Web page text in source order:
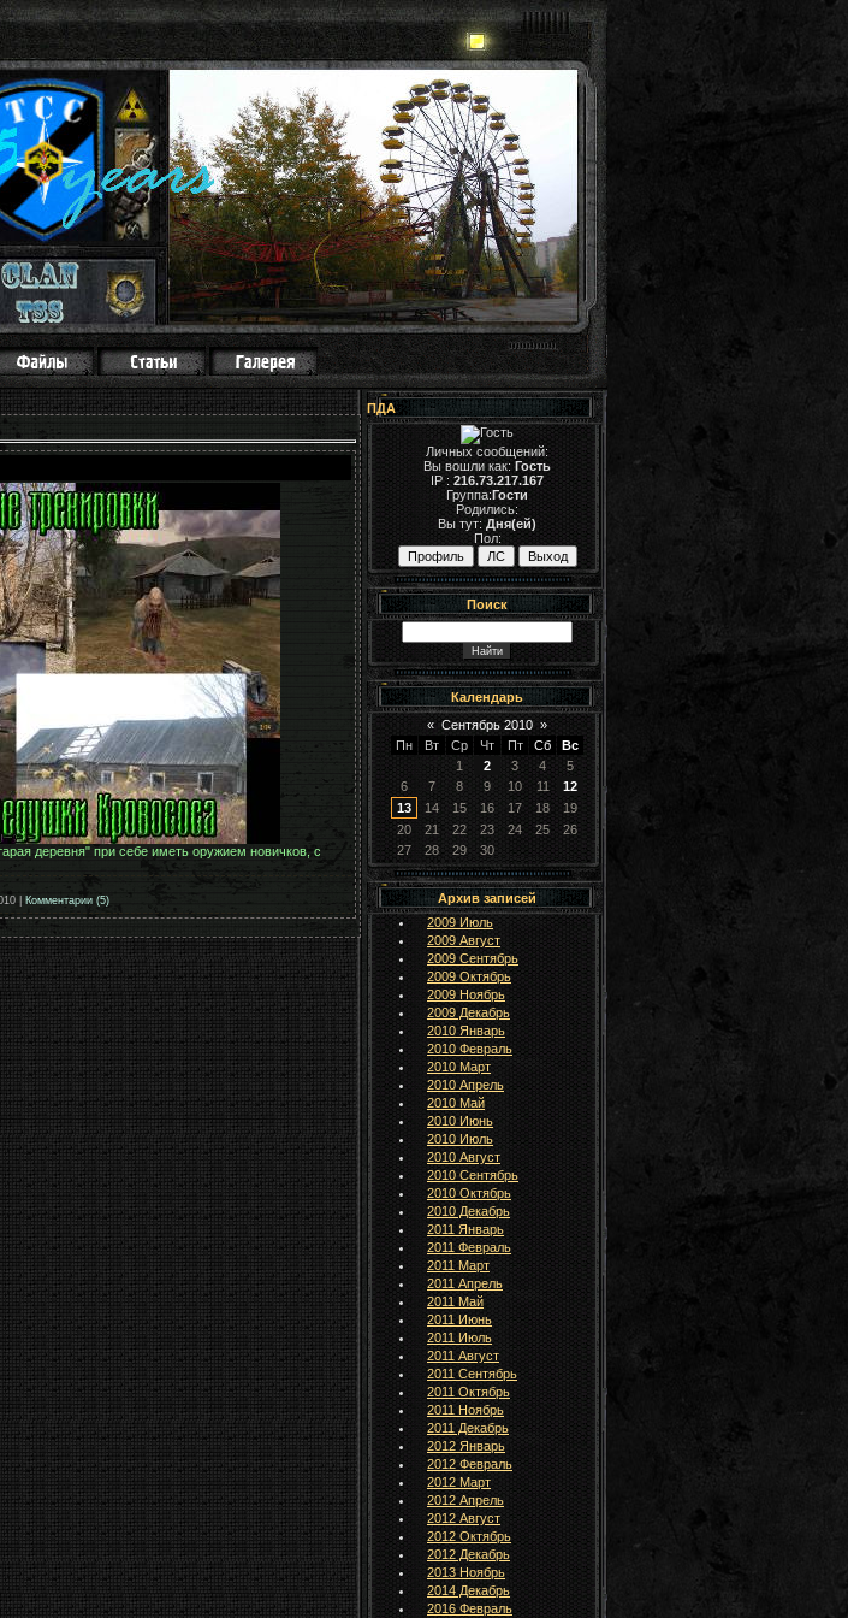
деревня" при себе иметь оружием новичков, с
Комментарии (5)
ПДА
Личных сообщений:
Вы вошли как: Гость
IP : 216.73.217.167
Группа:Гости
Родились:
Вы тут: Дня(ей)
Пол:
Поиск
Календарь
« Сентябрь 2010 »
Пн
Вт Ср Чт Пт Сб
Вс
1
2 3 4
5
6
7 8 9 10 11
12
13
14 15 16 17 18
19
20
21 22 23 24 25
26
27
28 29 30
Архив записей
2009 Июль
2009 Август
2009 Сентябрь
2009 Октябрь
2009 Ноябрь
2009 Декабрь
2010 Январь
2010 Февраль
2010 Март
2010 Апрель
2010 Май
2010 Июнь
2010 Июль
2010 Август
2010 Сентябрь
2010 Октябрь
2010 Декабрь
2011 Январь
2011 Февраль
2011 Март
2011 Апрель
2011 Май
2011 Июнь
2011 Июль
2011 Август
2011 Сентябрь
2011 Октябрь
2011 Ноябрь
2011 Декабрь
2012 Январь
2012 Февраль
2012 Март
2012 Апрель
2012 Август
2012 Октябрь
2012 Декабрь
2013 Ноябрь
2014 Декабрь
2016 Февраль